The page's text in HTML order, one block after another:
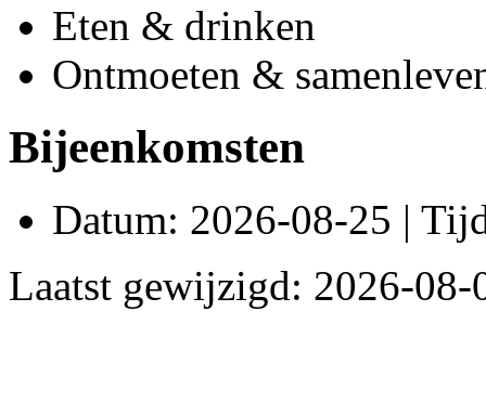
Eten & drinken
Ontmoeten &
Bijeenkomsten
Datum: 2026-08-25 |
Laatst gewijzigd: 2026-